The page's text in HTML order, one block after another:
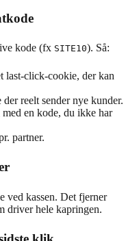
kode (fx SITE10). Så:
last-click-cookie, der kan
reelt sender nye kunder.
en kode, du ikke har
partner.
ved kassen. Det fjerner
driver hele kapringen.